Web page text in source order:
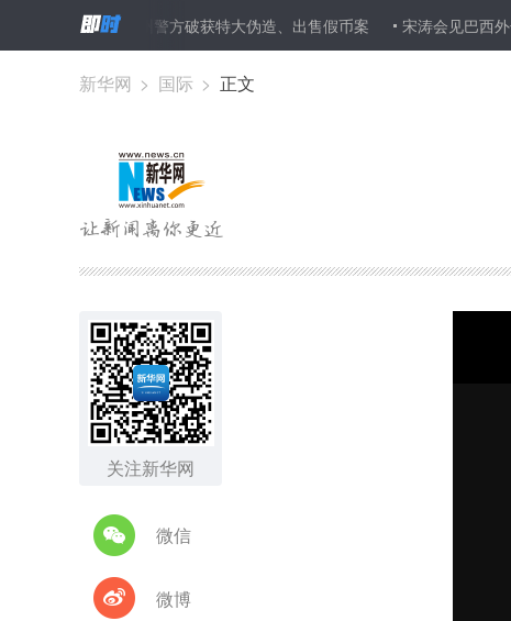
福州警方破获特大伪造、出售假币案 宋涛会见巴西外长努内斯
新华网 > 国际 > 正文
关注新华网
微信
微博